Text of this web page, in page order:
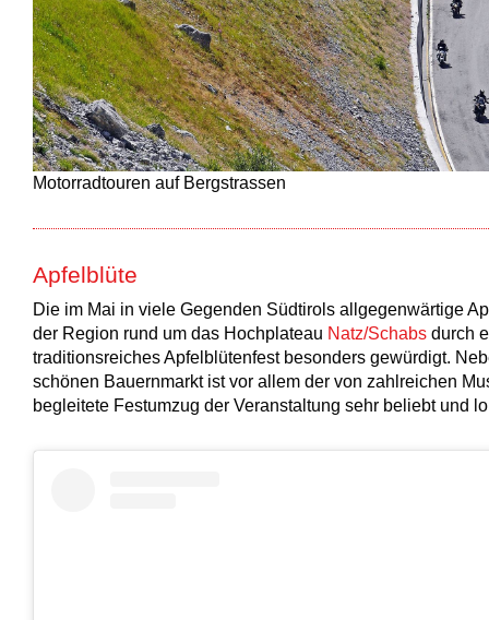
Motorradtouren auf Bergstrassen
Apfelblüte
Die im Mai in viele Gegenden Südtirols allgegenwärtige
der Region rund um das Hochplateau Natz/Schabs durch
traditionsreiches Apfelblütenfest besonders gewürdigt.
schönen Bauernmarkt ist vor allem der von zahlreichen
begleitete Festumzug der Veranstaltung sehr beliebt und